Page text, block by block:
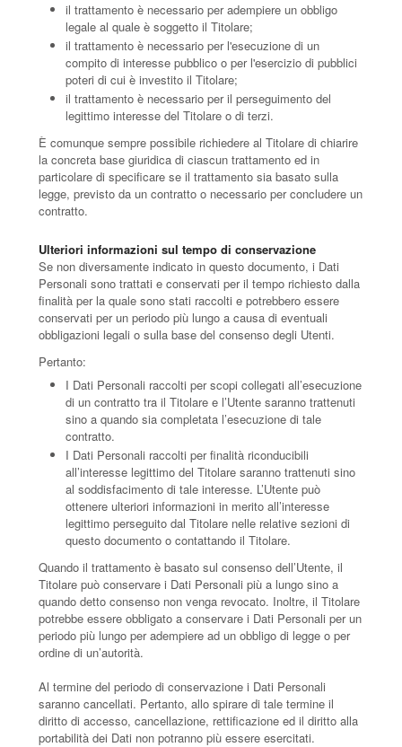
il trattamento è necessario per adempiere un obbligo
legale al quale è soggetto il Titolare;
il trattamento è necessario per l'esecuzione di un
compito di interesse pubblico o per l'esercizio di pubblici
poteri di cui è investito il Titolare;
il trattamento è necessario per il perseguimento del
legittimo interesse del Titolare o di terzi.
È comunque sempre possibile richiedere al Titolare di chiarire
la concreta base giuridica di ciascun trattamento ed in
particolare di specificare se il trattamento sia basato sulla
legge, previsto da un contratto o necessario per concludere un
contratto.
Ulteriori informazioni sul tempo di conservazione
Se non diversamente indicato in questo documento, i Dati
Personali sono trattati e conservati per il tempo richiesto dalla
finalità per la quale sono stati raccolti e potrebbero essere
conservati per un periodo più lungo a causa di eventuali
obbligazioni legali o sulla base del consenso degli Utenti.
Pertanto:
I Dati Personali raccolti per scopi collegati all’esecuzione
di un contratto tra il Titolare e l’Utente saranno trattenuti
sino a quando sia completata l’esecuzione di tale
contratto.
I Dati Personali raccolti per finalità riconducibili
all’interesse legittimo del Titolare saranno trattenuti sino
al soddisfacimento di tale interesse. L’Utente può
ottenere ulteriori informazioni in merito all’interesse
legittimo perseguito dal Titolare nelle relative sezioni di
questo documento o contattando il Titolare.
Quando il trattamento è basato sul consenso dell’Utente, il
Titolare può conservare i Dati Personali più a lungo sino a
quando detto consenso non venga revocato. Inoltre, il Titolare
potrebbe essere obbligato a conservare i Dati Personali per un
periodo più lungo per adempiere ad un obbligo di legge o per
ordine di un’autorità.
Al termine del periodo di conservazione i Dati Personali
saranno cancellati. Pertanto, allo spirare di tale termine il
diritto di accesso, cancellazione, rettificazione ed il diritto alla
portabilità dei Dati non potranno più essere esercitati.